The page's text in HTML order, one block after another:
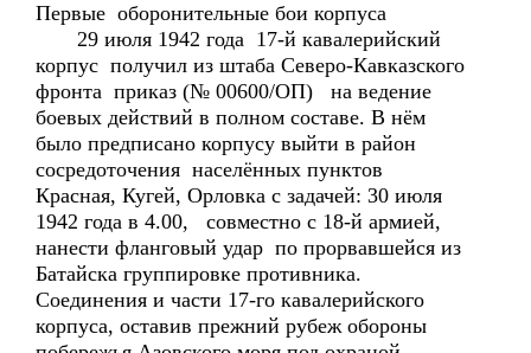
Первые оборонительные бои корпуса
29 июля 1942 года 17-й кавалерийский
корпус получил из штаба Северо-Кавказского
фронта приказ (№ 00600/ОП) на ведение
боевых действий в полном составе. В нём
было предписано корпусу выйти в район
сосредоточения населённых пунктов
Красная, Кугей, Орловка с задачей: 30 июля
1942 года в 4.00, совместно с 18-й армией,
нанести фланговый удар по прорвавшейся из
Батайска группировке противника.
Соединения и части 17-го кавалерийского
корпуса, оставив прежний рубеж обороны